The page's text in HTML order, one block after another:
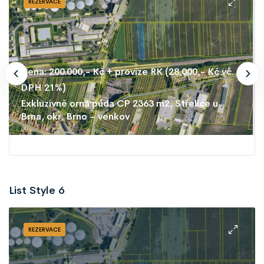
Cena: 200.000,- Kč + provize RK (28.000,- Kč vč.
DPH 21%)
Exkluzivně orná půda CP 2363 m2, Střelice u
Brna, okr. Brno – venkov
List Style 6
REZERVACE